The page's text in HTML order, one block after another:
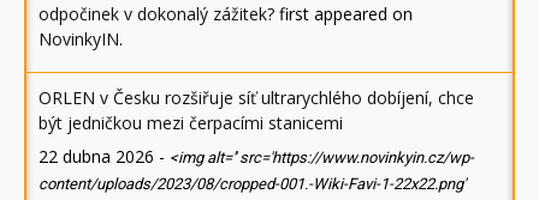
odpočinek v dokonalý zážitek? first appeared on
NovinkyIN.
ORLEN v Česku rozšiřuje síť ultrarychlého dobíjení, chce
být jedničkou mezi čerpacími stanicemi
22 dubna 2026 - <img alt='' src='https://www.novinkyin.cz/wp-
content/uploads/2023/08/cropped-001.-Wiki-Favi-1-22x22.png'